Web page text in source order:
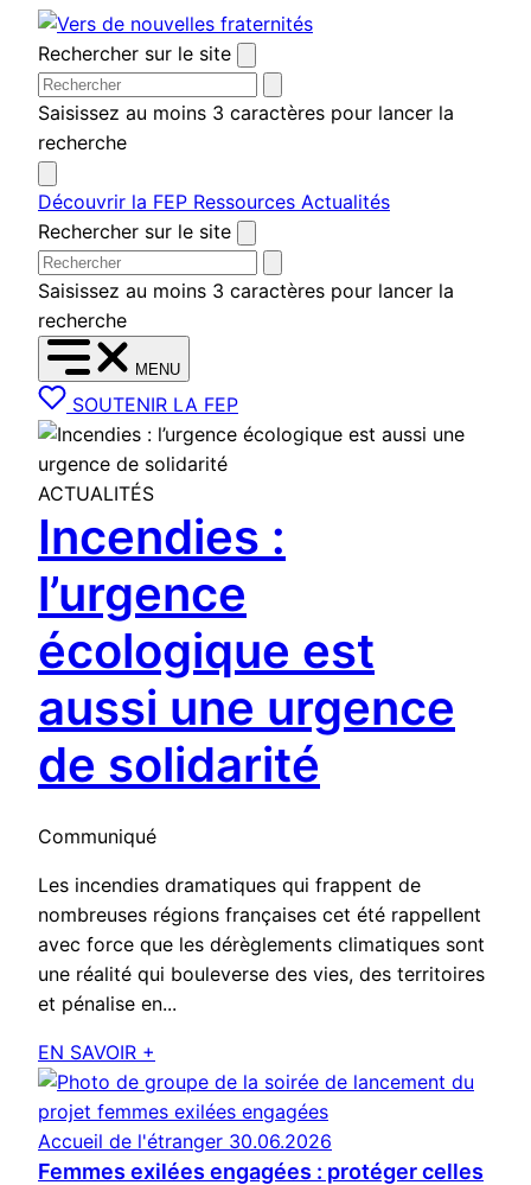
Aller
au
contenu
Rechercher sur le site
Saisissez au moins 3 caractères pour lancer la
recherche
Découvrir la FEP Ressources Actualités
Rechercher sur le site
Saisissez au moins 3 caractères pour lancer la
recherche
MENU
SOUTENIR LA FEP
ACTUALITÉS
Incendies :
l’urgence
écologique est
aussi une urgence
de solidarité
Communiqué
Les incendies dramatiques qui frappent de
nombreuses régions françaises cet été rappellent
avec force que les dérèglements climatiques sont
une réalité qui bouleverse des vies, des territoires
et pénalise en...
EN SAVOIR +
Accueil de l'étranger 30.06.2026
Femmes exilées engagées : protéger celles